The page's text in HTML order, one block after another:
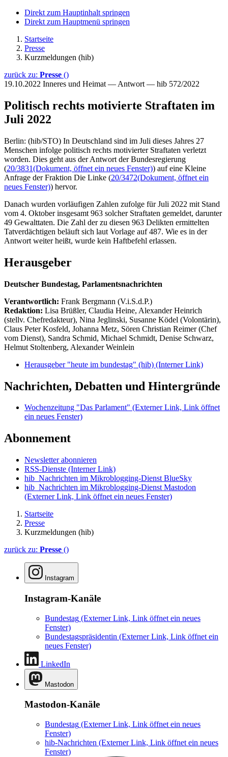
Direkt zum Hauptinhalt springen
Direkt zum Hauptmenü springen
Startseite
Presse
Kurzmeldungen (hib)
zurück zu: Presse ()
19.10.2022 Inneres und Heimat — Antwort — hib 572/2022
Politisch rechts motivierte Straftaten im
Juli 2022
Berlin: (hib/STO) In Deutschland sind im Juli dieses Jahres 27
Menschen infolge politisch rechts motivierter Straftaten verletzt
worden. Dies geht aus der Antwort der Bundesregierung
(20/3831(Dokument, öffnet ein neues Fenster)) auf eine Kleine
Anfrage der Fraktion Die Linke (20/3472(Dokument, öffnet ein
neues Fenster)) hervor.
Danach wurden vorläufigen Zahlen zufolge für Juli 2022 mit Stand
vom 4. Oktober insgesamt 963 solcher Straftaten gemeldet, darunter
49 Gewalttaten. Die Zahl der zu diesen 963 Delikten ermittelten
Tatverdächtigen beläuft sich laut Vorlage auf 487. Wie es in der
Antwort weiter heißt, wurde kein Haftbefehl erlassen.
Herausgeber
Deutscher Bundestag, Parlamentsnachrichten
Verantwortlich: Frank Bergmann (V.i.S.d.P.)
Redaktion: Lisa Brüßler, Claudia Heine, Alexander Heinrich
(stellv. Chefredakteur), Nina Jeglinski, Susanne Ködel (Volontärin),
Claus Peter Kosfeld, Johanna Metz, Sören Christian Reimer (Chef
vom Dienst), Sandra Schmid, Michael Schmidt, Denise Schwarz,
Helmut Stoltenberg, Alexander Weinlein
Herausgeber "heute im bundestag" (hib) (Interner Link)
Nachrichten, Debatten und Hintergründe
Wochenzeitung "Das Parlament" (Externer Link, Link öffnet
ein neues Fenster)
Abonnement
Newsletter abonnieren
RSS-Dienste (Interner Link)
hib_Nachrichten im Mikroblogging-Dienst BlueSky
hib_Nachrichten im Mikroblogging-Dienst Mastodon
(Externer Link, Link öffnet ein neues Fenster)
Startseite
Presse
Kurzmeldungen (hib)
zurück zu: Presse ()
Instagram
Instagram-Kanäle
Bundestag (Externer Link, Link öffnet ein neues
Fenster)
Bundestagspräsidentin (Externer Link, Link öffnet ein
neues Fenster)
LinkedIn
Mastodon
Mastodon-Kanäle
Bundestag (Externer Link, Link öffnet ein neues
Fenster)
hib-Nachrichten (Externer Link, Link öffnet ein neues
Fenster)